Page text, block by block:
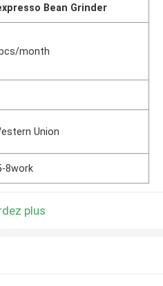
Bean Grinder
month
Union
8work
plus